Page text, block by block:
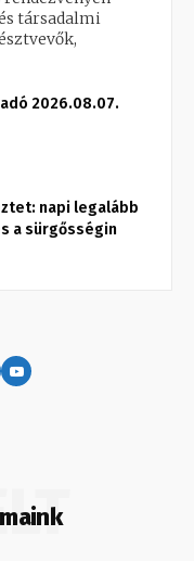
társadalmi
2026.08.07.
napi legalább
a sürgősségin